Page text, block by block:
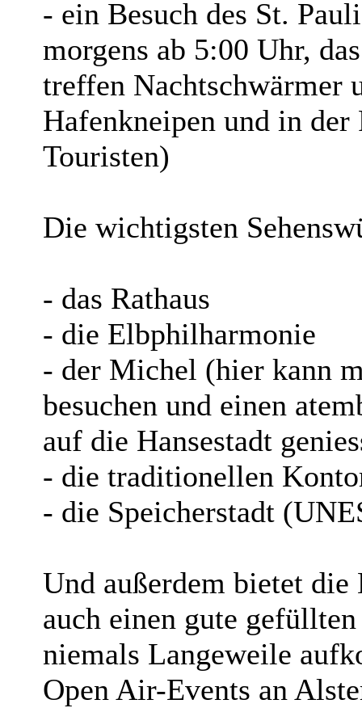
- ein Besuch des St.
morgens ab 5:00 Uhr,
treffen Nachtschwärmer
Hafenkneipen und in
Touristen)
Die wichtigsten
- das Rathaus
- die Elbphilharmonie
- der Michel (hier kann
besuchen und einen
auf die Hansestadt
- die traditionellen
- die Speicherstadt
Und außerdem bietet die
auch einen gute
niemals Langeweile
Open Air-Events an